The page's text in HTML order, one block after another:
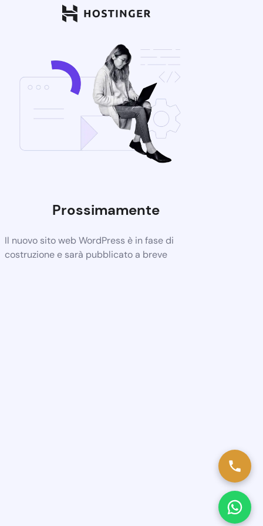
Prossimamente
Il nuovo sito web WordPress è in fase di
costruzione e sarà pubblicato a breve